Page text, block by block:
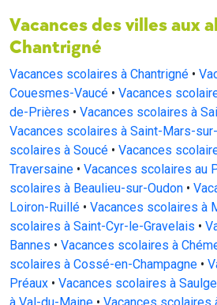
Vacances des villes aux
Chantrigné
Vacances scolaires à Chantrigné •
Couesmes-Vaucé • Vacances
de-Prières • Vacances scolaires à
Vacances scolaires à Saint-Mars-
scolaires à Soucé • Vacances
Traversaine • Vacances scolaires au
scolaires à Beaulieu-sur-Oudon •
Loiron-Ruillé • Vacances scolaires à
scolaires à Saint-Cyr-le-Gravelais •
Bannes • Vacances scolaires à
scolaires à Cossé-en-Champagne •
Préaux • Vacances scolaires à